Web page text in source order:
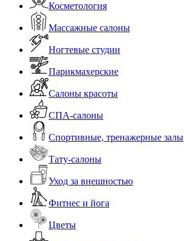
Косметология
Массажные салоны
Ногтевые студии
Парикмахерские
Салоны красоты
СПА-салоны
Спортивные, тренажерные залы
Тату-салоны
Уход за внешностью
Фитнес и йога
Цветы